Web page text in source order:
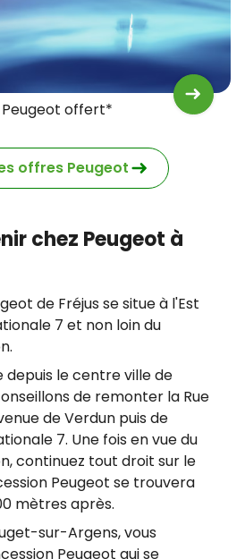
Peugeot offert*
offres Peugeot
chez Peugeot à
de Fréjus se situe à l'Est
7 et non loin du
depuis le centre ville de
de remonter la Rue
de Verdun puis de
7. Une fois en vue du
continuez tout droit sur le
Peugeot se trouvera
mètres après.
sur-Argens, vous
Peugeot qui se